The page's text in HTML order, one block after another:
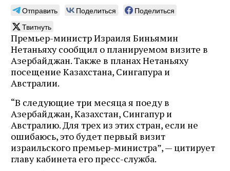
Отправить Поделиться
Поделиться
Твитнуть
Премьер-министр Израиля Биньямин
Нетаньяху сообщил о планируемом визите в
Азербайджан. Также в планах Нетаньяху
посещение Казахстана, Сингапура и
Австралии.
“В следующие три месяца я поеду в
Азербайджан, Казахстан, Сингапур и
Австралию. Для трех из этих стран, если не
ошибаюсь, это будет первый визит
израильского премьер-министра”, — цитирует
главу кабинета его пресс-служба.